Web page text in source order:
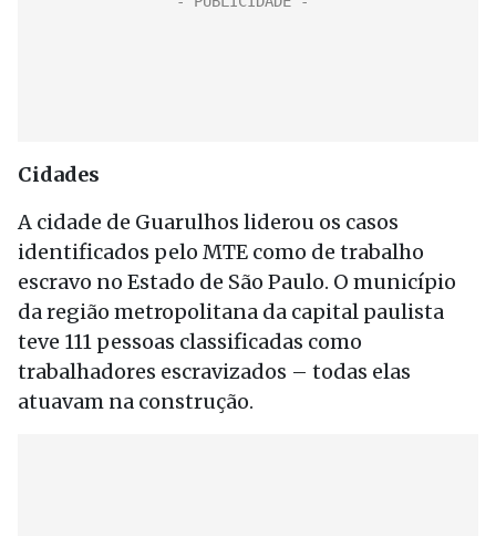
Cidades
A cidade de Guarulhos liderou os casos
identificados pelo MTE como de trabalho
escravo no Estado de São Paulo. O município
da região metropolitana da capital paulista
teve 111 pessoas classificadas como
trabalhadores escravizados – todas elas
atuavam na construção.